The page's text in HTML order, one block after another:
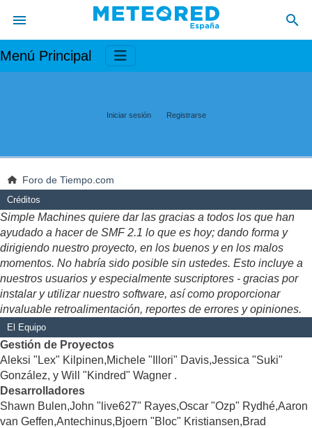
Menú Principal
Iniciar sesión Registrarse
Foro de Tiempo.com
Créditos
Simple Machines quiere dar las gracias a todos los que han
ayudado a hacer de SMF 2.1 lo que es hoy; dando forma y
dirigiendo nuestro proyecto, en los buenos y en los malos
momentos. No habría sido posible sin ustedes. Esto incluye a
nuestros usuarios y especialmente suscriptores - gracias por
instalar y utilizar nuestro software, así como proporcionar
invaluable retroalimentación, reportes de errores y opiniones.
El Equipo
Gestión de Proyectos
Aleksi "Lex" Kilpinen,Michele "Illori" Davis,Jessica "Suki"
González, y Will "Kindred" Wagner .
Desarrolladores
Shawn Bulen,John "live627" Rayes,Oscar "Ozp" Rydhé,Aaron
van Geffen,Antechinus,Bjoern "Bloc" Kristiansen,Brad